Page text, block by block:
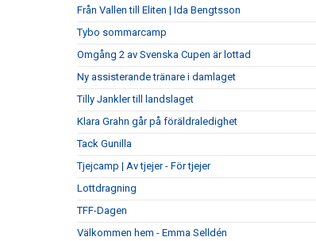
Från Vallen till Eliten | Ida Bengtsson
Tybo sommarcamp
Omgång 2 av Svenska Cupen är lottad
Ny assisterande tränare i damlaget
Tilly Jankler till landslaget
Klara Grahn går på föräldraledighet
Tack Gunilla
Tjejcamp | Av tjejer - För tjejer
Lottdragning
TFF-Dagen
Välkommen hem - Emma Selldén